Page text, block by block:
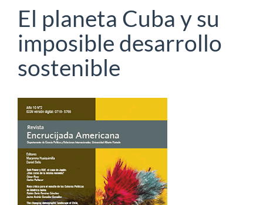
El planeta Cuba y su
imposible desarrollo
sostenible
Barra
lateral
del
artículo